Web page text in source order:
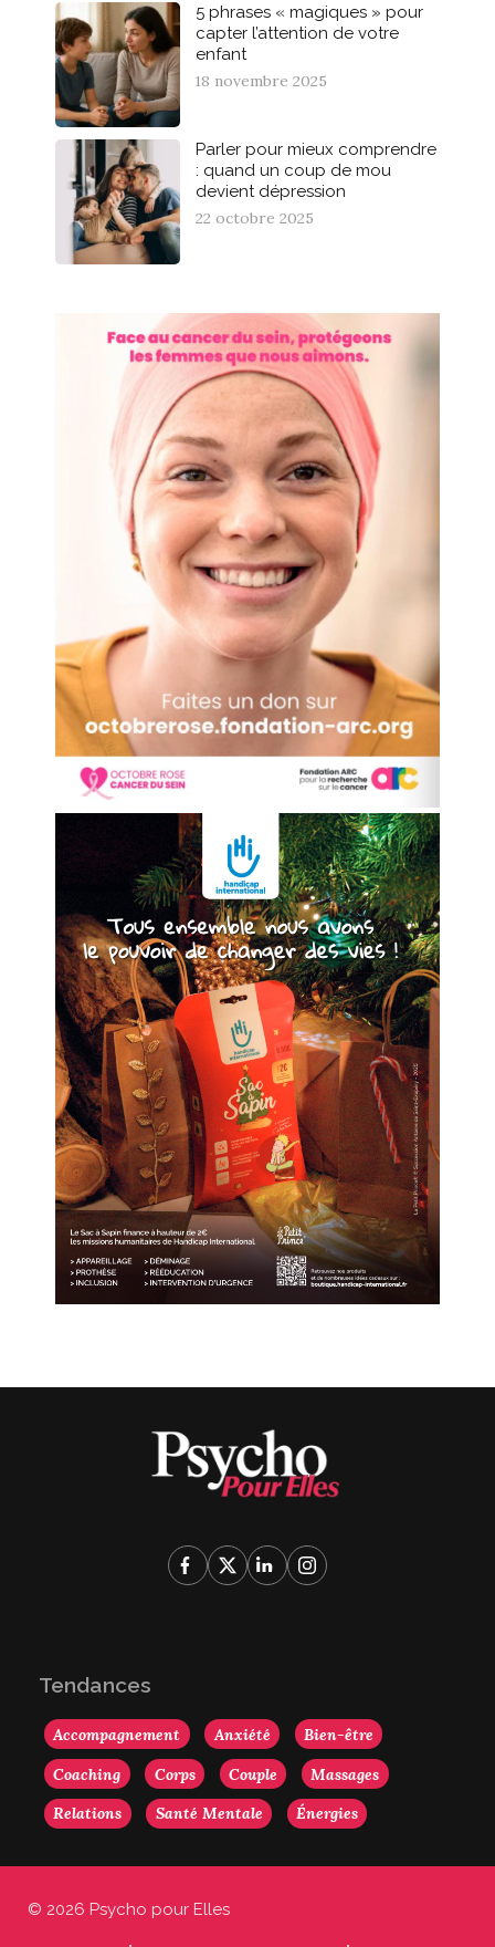
5 phrases « magiques » pour
capter l’attention de votre
enfant
18 novembre 2025
Parler pour mieux comprendre
: quand un coup de mou
devient dépression
22 octobre 2025
Tendances
Accompagnement Anxiété
Bien-être
Coaching
Corps Couple
Massages
Relations
Santé Mentale Énergies
© 2026 Psycho pour Elles